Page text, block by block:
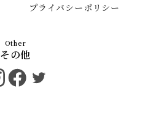
プライバシーポリシー
その他